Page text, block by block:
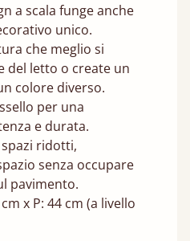
a scala funge anche
unico.
che meglio si
del letto o create un
colore diverso.
per una
e durata.
ridotti,
senza occupare
pavimento.
x P: 44 cm (a livello